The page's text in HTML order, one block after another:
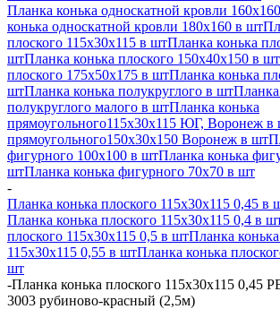
Планка конька односкатной кровли
конька односкатной кровли 180х160 в шт
плоского 115х30х115 в штПланка конька
штПланка конька плоского 150х40х150 в шт
плоского 175х50х175 в штПланка конька
штПланка конька полукруглого в штПланка
полукруглого малого в штПланка конька
прямоугольного115х30х115 ЮГ, Воронеж в
прямоугольного150х30х150 Воронеж в шт
фигурного 100x100 в штПланка конька
штПланка конька фигурного 70x70 в шт
-
Планка конька плоского 115х30х115 0,45 в
Планка конька плоского 115х30х115 0,4 в
плоского 115х30х115 0,5 в штПланка
115х30х115 0,55 в штПланка конька
шт
-Планка конька плоского 115х30х115 0,45
3003 рубиново-красный (2,5м)